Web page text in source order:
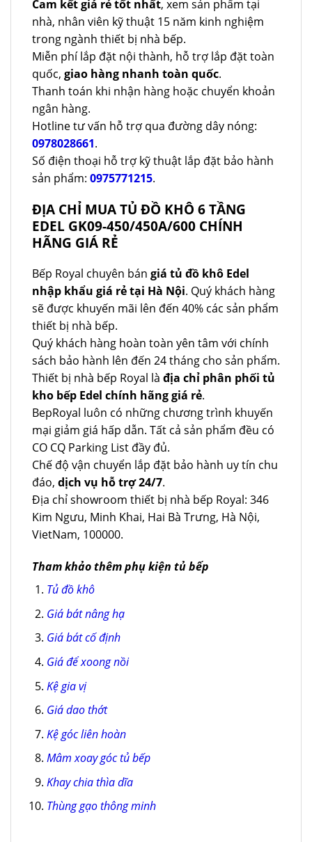
Cam kết giá rẻ tốt nhất, xem sản phẩm tại
nhà, nhân viên kỹ thuật 15 năm kinh nghiệm
trong ngành thiết bị nhà bếp.
Miễn phí lắp đặt nội thành, hỗ trợ lắp đặt toàn
quốc, giao hàng nhanh toàn quốc.
Thanh toán khi nhận hàng hoặc chuyển khoản
ngân hàng.
Hotline tư vấn hỗ trợ qua đường dây nóng:
0978028661.
Số điện thoại hỗ trợ kỹ thuật lắp đặt bảo hành
sản phẩm: 0975771215.
ĐỊA CHỈ MUA TỦ ĐỒ KHÔ 6 TẦNG
EDEL GK09-450/450A/600 CHÍNH
HÃNG GIÁ RẺ
Bếp Royal chuyên bán giá tủ đồ khô Edel
nhập khẩu giá rẻ tại Hà Nội. Quý khách hàng
sẽ được khuyến mãi lên đến 40% các sản phẩm
thiết bị nhà bếp.
Quý khách hàng hoàn toàn yên tâm với chính
sách bảo hành lên đến 24 tháng cho sản phẩm.
Thiết bị nhà bếp Royal là địa chỉ phân phối tủ
kho bếp Edel chính hãng giá rẻ.
BepRoyal luôn có những chương trình khuyến
mại giảm giá hấp dẫn. Tất cả sản phẩm đều có
CO CQ Parking List đầy đủ.
Chế độ vận chuyển lắp đặt bảo hành uy tín chu
đáo, dịch vụ hỗ trợ 24/7.
Địa chỉ showroom thiết bị nhà bếp Royal: 346
Kim Ngưu, Minh Khai, Hai Bà Trưng, Hà Nội,
VietNam, 100000.
Tham khảo thêm phụ kiện tủ bếp
Tủ đồ khô
Giá bát nâng hạ
Giá bát cố định
Giá để xoong nồi
Kệ gia vị
Giá dao thớt
Kệ góc liên hoàn
Mâm xoay góc tủ bếp
Khay chia thìa dĩa
Thùng gạo thông minh